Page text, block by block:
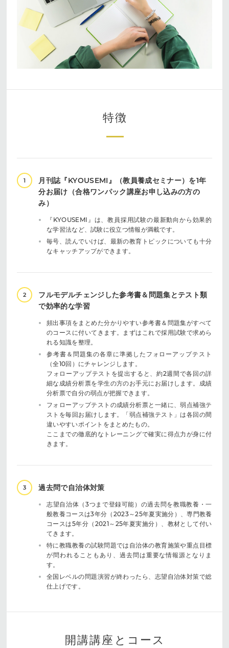
特徴
1
月刊誌『KYOUSEMI』（教員養成セミナー）を1年
分お届け（合格ワンパック講座お申し込みの方の
み）
『KYOUSEMI』は、教員採用試験の最新動向から効果的
な学習法など、試験に役立つ情報が満載です。
毎号、読んでいけば、最新の教育トピックについても十分
なキャッチアップができます。
2
フルモデルチェンジした参考書＆問題集とテスト類
で効率的な学習
頻出事項をまとめた分かりやすい参考書＆問題集がすべて
のコースに付いてきます。まずはこれで採用試験で求めら
れる知識を整理。
参考書＆問題集の各章に準拠したフォローアップテスト
（全10回）にチャレンジします。
フォローアップテストを提出すると、約2週間で各回の詳
細な成績分析票を学生の方のお手元にお届けします。成績
分析票で自分の弱点が把握できます。
フォローアップテストの成績分析票と一緒に、弱点補強テ
ストを毎回お届けします。「弱点補強テスト」は各回の間
違いやすいポイントをまとめたもの。
ここまでの徹底的なトレーニングで確実に得点力が身に付
きます。
3 過去問で自治体対策
志望自治体（3つまで登録可能）の過去問を教職教養・一
般教養コースは3年分（2023～25年夏実施分）、専門教養
コースは5年分（2021～25年夏実施分）、教材として付い
てきます。
特に教職教養の試験問題では自治体の教育施策や重点目標
が問われることもあり、過去問は重要な情報源となりま
す。
全国レベルの問題演習が終わったら、志望自治体対策で総
仕上げです。
開講講座とコース